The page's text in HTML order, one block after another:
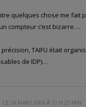
quelques chose me fait
compteur c’est bizarre….
TAIFU était
de IDP)…
LE 26 MARS 2006 À 13 H 25 MIN